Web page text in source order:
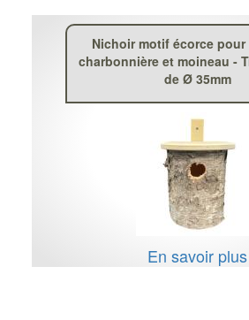
Nichoir motif écorce pour
charbonnière et moineau -
de Ø 35mm
En savoir plus